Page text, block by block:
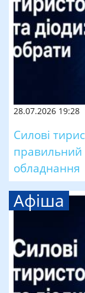
28.07.2026 19:28
Силові
правильний
обладнання
Афіша